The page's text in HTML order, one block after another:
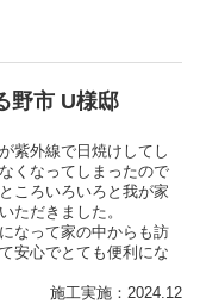
野市 U様邸
紫外線で日焼けしてし
くなってしまったので
ころいろいろと我が家
ただきました。
なって家の中からも訪
安心でとても便利にな
施工実施：2024.12